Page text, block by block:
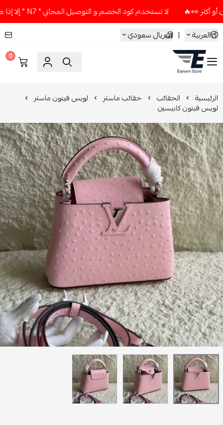
لا تستخدم كود الخصم و التوصيل المجاني " N7 " إلا إذا طلبت قطعتين أو أكثر 👀🔥
العربية
| ريال سعودي
ESEVEN STORE
0
الرئيسية الحقائب حقائب ماستر لويس فيتون ماستر
لويس فيتون كابيسين